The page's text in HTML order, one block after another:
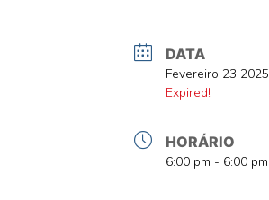
DATA
DATAFevereiro 23 2025
DATAExpired!
HORÁRIO
HORA
6:00 pm - 6:00 pm